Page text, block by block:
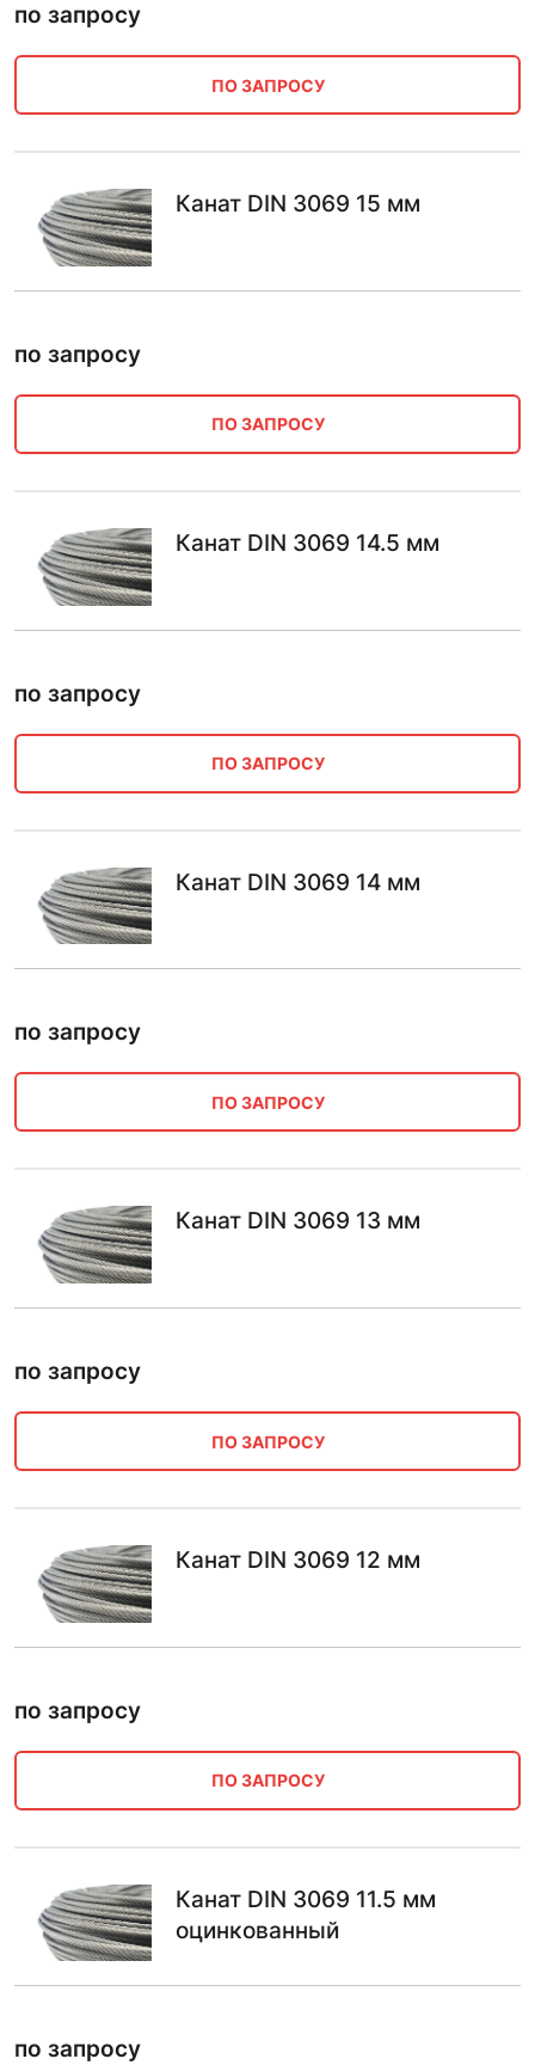
по запросу
ПО ЗАПРОСУ
Канат DIN 3069 15 мм
по запросу
ПО ЗАПРОСУ
Канат DIN 3069 14.5 мм
по запросу
ПО ЗАПРОСУ
Канат DIN 3069 14 мм
по запросу
ПО ЗАПРОСУ
Канат DIN 3069 13 мм
по запросу
ПО ЗАПРОСУ
Канат DIN 3069 12 мм
по запросу
ПО ЗАПРОСУ
Канат DIN 3069 11.5 мм
оцинкованный
по запросу